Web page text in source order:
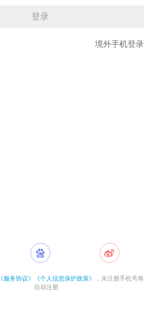
登录
境外手机登录
《服务协议》 《个人信息保护政策》
，未注册手机号将
自动注册